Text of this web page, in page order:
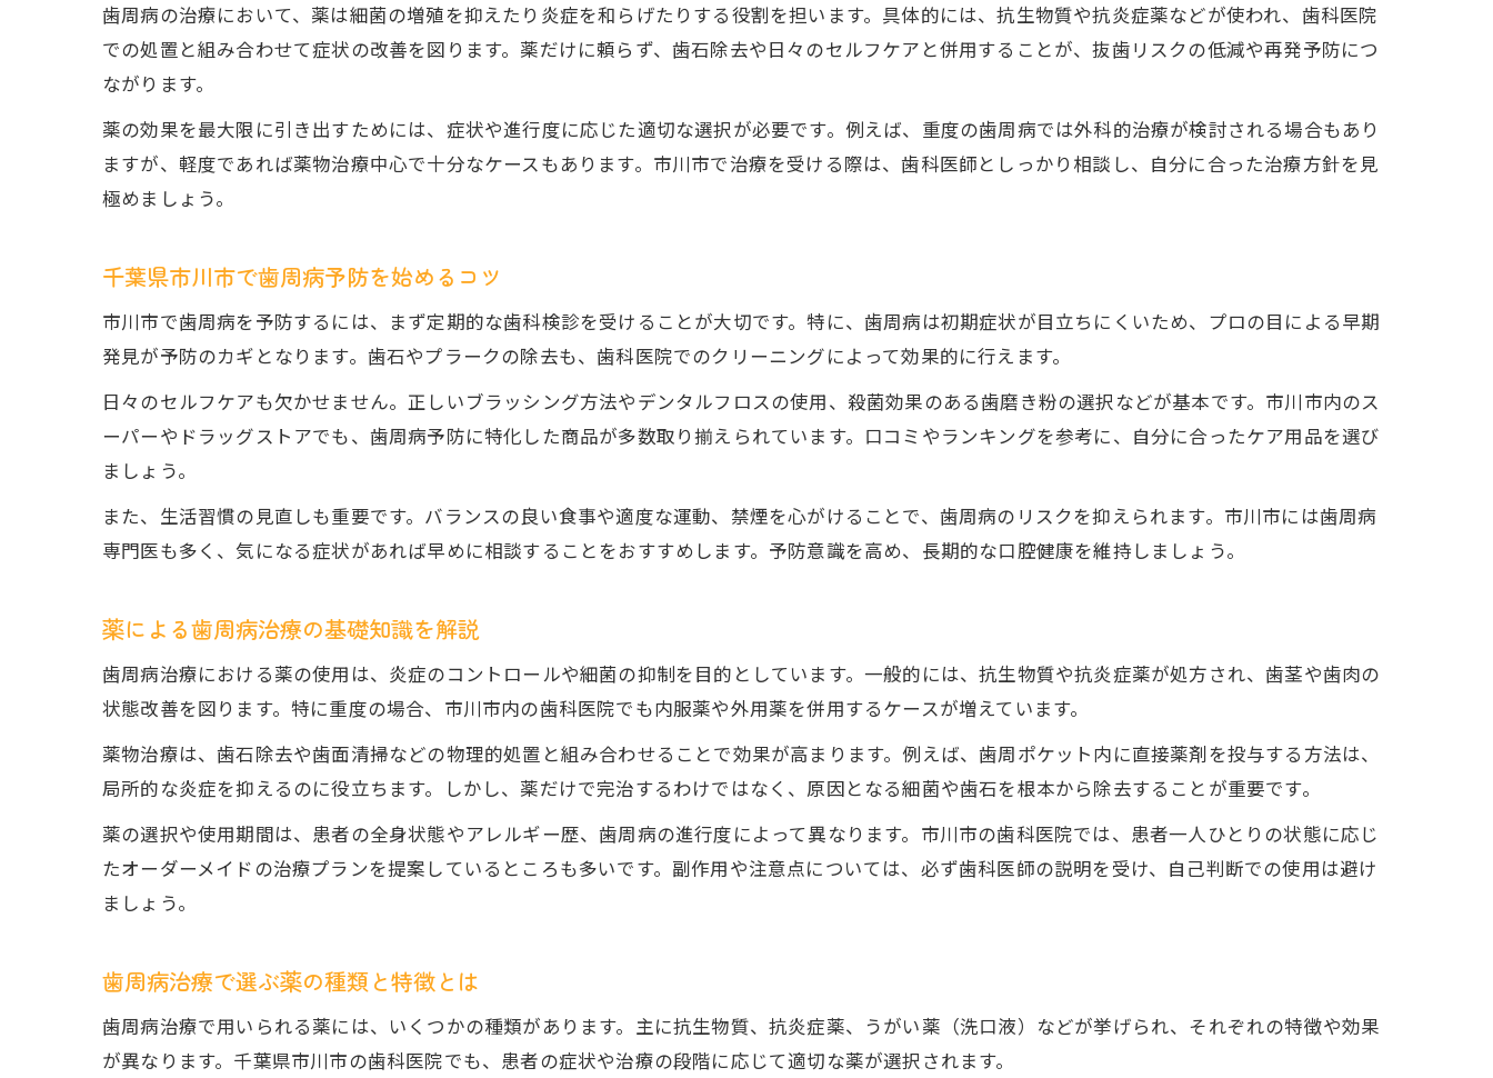
薬による歯周病治療を始めたいなら市川市で
歯周病治療薬の正しい使い方と注意点
歯周病薬選びに迷う方へのサポート方法
市販薬と専門治療の違いを徹底解説
千葉県で受けられる最新の薬治療法とは
スーパー ドクターが提案する重度対策法
市川市で信頼できる歯科医院の見分け方
歯周病治療薬の副作用と正しい向き合い方
歯周病治療で薬が役立った体験談を紹介
市川市の歯科医院での治療経過と感想
市川駅周辺で評判の体験談まとめ
症状改善へ市川市で実践する歯周病ケアのポイント
歯周病改善に効果的な毎日のセルフケア法
市川市で注目される薬を使ったケア方法
歯周病薬とセルフケアのベストな組み合わせ
スーパー ドクターの推奨するケアの秘訣
歯周病の治療において、薬は細菌の増殖を抑えたり炎症を和らげたりする役割を担います。具体的には、抗生物質や抗炎症薬などが使われ、歯科医院
での処置と組み合わせて症状の改善を図ります。薬だけに頼らず、歯石除去や日々のセルフケアと併用することが、抜歯リスクの低減や再発予防につ
ながります。
薬の効果を最大限に引き出すためには、症状や進行度に応じた適切な選択が必要です。例えば、重度の歯周病では外科的治療が検討される場合もあり
ますが、軽度であれば薬物治療中心で十分なケースもあります。市川市で治療を受ける際は、歯科医師としっかり相談し、自分に合った治療方針を見
極めましょう。
千葉県市川市で歯周病予防を始めるコツ
市川市で歯周病を予防するには、まず定期的な歯科検診を受けることが大切です。特に、歯周病は初期症状が目立ちにくいため、プロの目による早期
発見が予防のカギとなります。歯石やプラークの除去も、歯科医院でのクリーニングによって効果的に行えます。
日々のセルフケアも欠かせません。正しいブラッシング方法やデンタルフロスの使用、殺菌効果のある歯磨き粉の選択などが基本です。市川市内のス
ーパーやドラッグストアでも、歯周病予防に特化した商品が多数取り揃えられています。口コミやランキングを参考に、自分に合ったケア用品を選び
ましょう。
また、生活習慣の見直しも重要です。バランスの良い食事や適度な運動、禁煙を心がけることで、歯周病のリスクを抑えられます。市川市には歯周病
専門医も多く、気になる症状があれば早めに相談することをおすすめします。予防意識を高め、長期的な口腔健康を維持しましょう。
薬による歯周病治療の基礎知識を解説
歯周病治療における薬の使用は、炎症のコントロールや細菌の抑制を目的としています。一般的には、抗生物質や抗炎症薬が処方され、歯茎や歯肉の
状態改善を図ります。特に重度の場合、市川市内の歯科医院でも内服薬や外用薬を併用するケースが増えています。
薬物治療は、歯石除去や歯面清掃などの物理的処置と組み合わせることで効果が高まります。例えば、歯周ポケット内に直接薬剤を投与する方法は、
局所的な炎症を抑えるのに役立ちます。しかし、薬だけで完治するわけではなく、原因となる細菌や歯石を根本から除去することが重要です。
薬の選択や使用期間は、患者の全身状態やアレルギー歴、歯周病の進行度によって異なります。市川市の歯科医院では、患者一人ひとりの状態に応じ
たオーダーメイドの治療プランを提案しているところも多いです。副作用や注意点については、必ず歯科医師の説明を受け、自己判断での使用は避け
ましょう。
歯周病治療で選ぶ薬の種類と特徴とは
歯周病治療で用いられる薬には、いくつかの種類があります。主に抗生物質、抗炎症薬、うがい薬（洗口液）などが挙げられ、それぞれの特徴や効果
が異なります。千葉県市川市の歯科医院でも、患者の症状や治療の段階に応じて適切な薬が選択されます。